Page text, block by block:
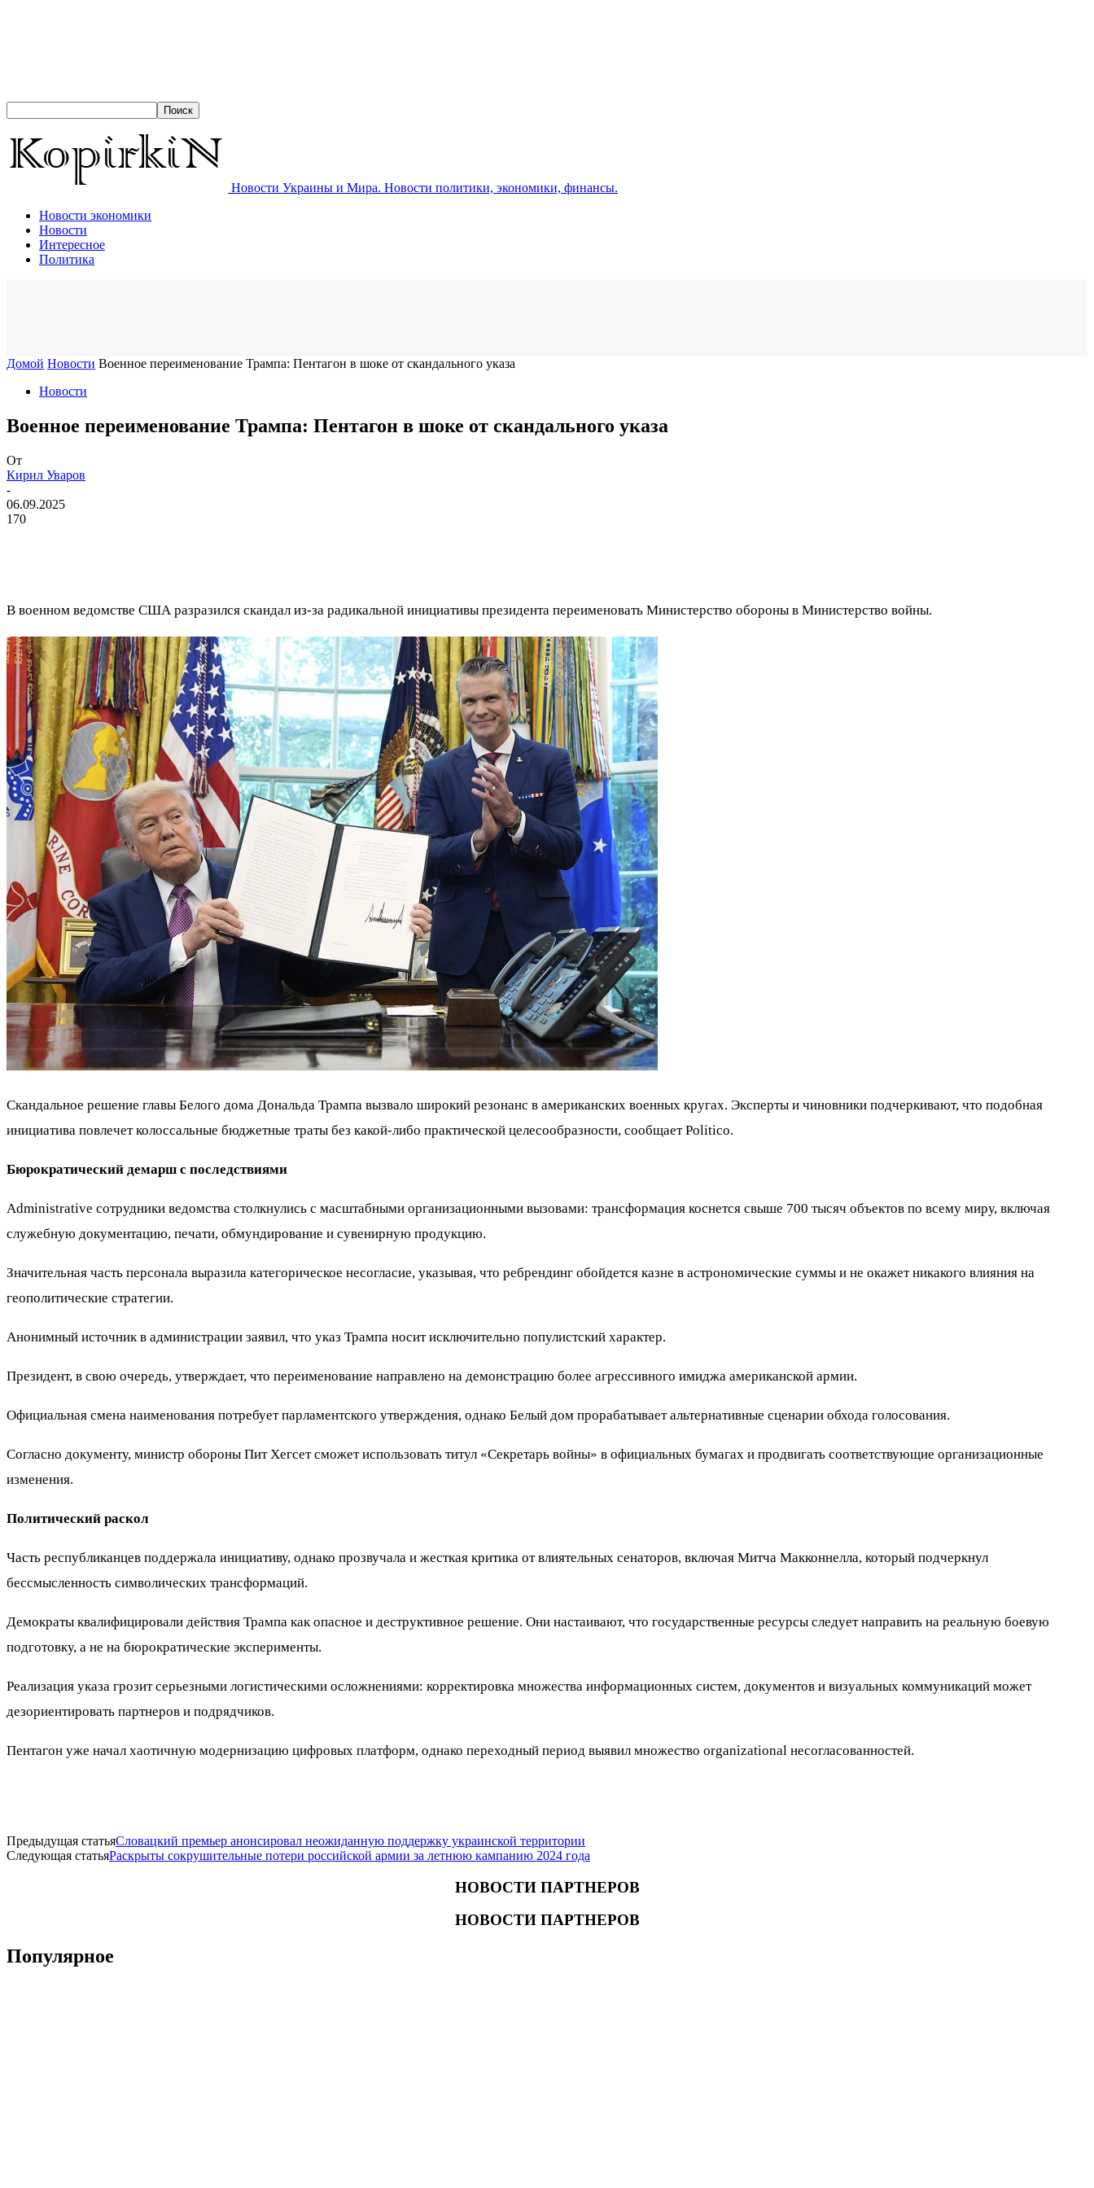
Новости Украины и Мира. Новости политики, экономики, финансы.
Новости экономики
Новости
Интересное
Политика
Домой Новости Военное переименование Трампа: Пентагон в шоке от скандального указа
Новости
Военное переименование Трампа: Пентагон в шоке от скандального указа
От
Кирил Уваров
-
06.09.2025
170
В военном ведомстве США разразился скандал из-за радикальной инициативы президента переименовать Министерство обороны в Министерство войны.
Скандальное решение главы Белого дома Дональда Трампа вызвало широкий резонанс в американских военных кругах. Эксперты и чиновники подчеркивают, что подобная
инициатива повлечет колоссальные бюджетные траты без какой-либо практической целесообразности, сообщает Politico.
Бюрократический демарш с последствиями
Administrative сотрудники ведомства столкнулись с масштабными организационными вызовами: трансформация коснется свыше 700 тысяч объектов по всему миру, включая
служебную документацию, печати, обмундирование и сувенирную продукцию.
Значительная часть персонала выразила категорическое несогласие, указывая, что ребрендинг обойдется казне в астрономические суммы и не окажет никакого влияния на
геополитические стратегии.
Анонимный источник в администрации заявил, что указ Трампа носит исключительно популистский характер.
Президент, в свою очередь, утверждает, что переименование направлено на демонстрацию более агрессивного имиджа американской армии.
Официальная смена наименования потребует парламентского утверждения, однако Белый дом прорабатывает альтернативные сценарии обхода голосования.
Согласно документу, министр обороны Пит Хегсет сможет использовать титул «Секретарь войны» в официальных бумагах и продвигать соответствующие организационные
изменения.
Политический раскол
Часть республиканцев поддержала инициативу, однако прозвучала и жесткая критика от влиятельных сенаторов, включая Митча Макконнелла, который подчеркнул
бессмысленность символических трансформаций.
Демократы квалифицировали действия Трампа как опасное и деструктивное решение. Они настаивают, что государственные ресурсы следует направить на реальную боевую
подготовку, а не на бюрократические эксперименты.
Реализация указа грозит серьезными логистическими осложнениями: корректировка множества информационных систем, документов и визуальных коммуникаций может
дезориентировать партнеров и подрядчиков.
Пентагон уже начал хаотичную модернизацию цифровых платформ, однако переходный период выявил множество organizational несогласованностей.
Предыдущая статьяСловацкий премьер анонсировал неожиданную поддержку украинской территории
Следующая статьяРаскрыты сокрушительные потери российской армии за летнюю кампанию 2024 года
НОВОСТИ ПАРТНЕРОВ
НОВОСТИ ПАРТНЕРОВ
Популярное